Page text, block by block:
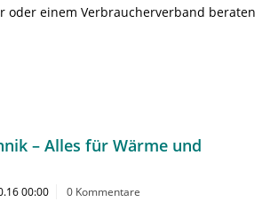
oder einem Verbraucherverband beraten
– Alles für Wärme und
00:00 0 Kommentare